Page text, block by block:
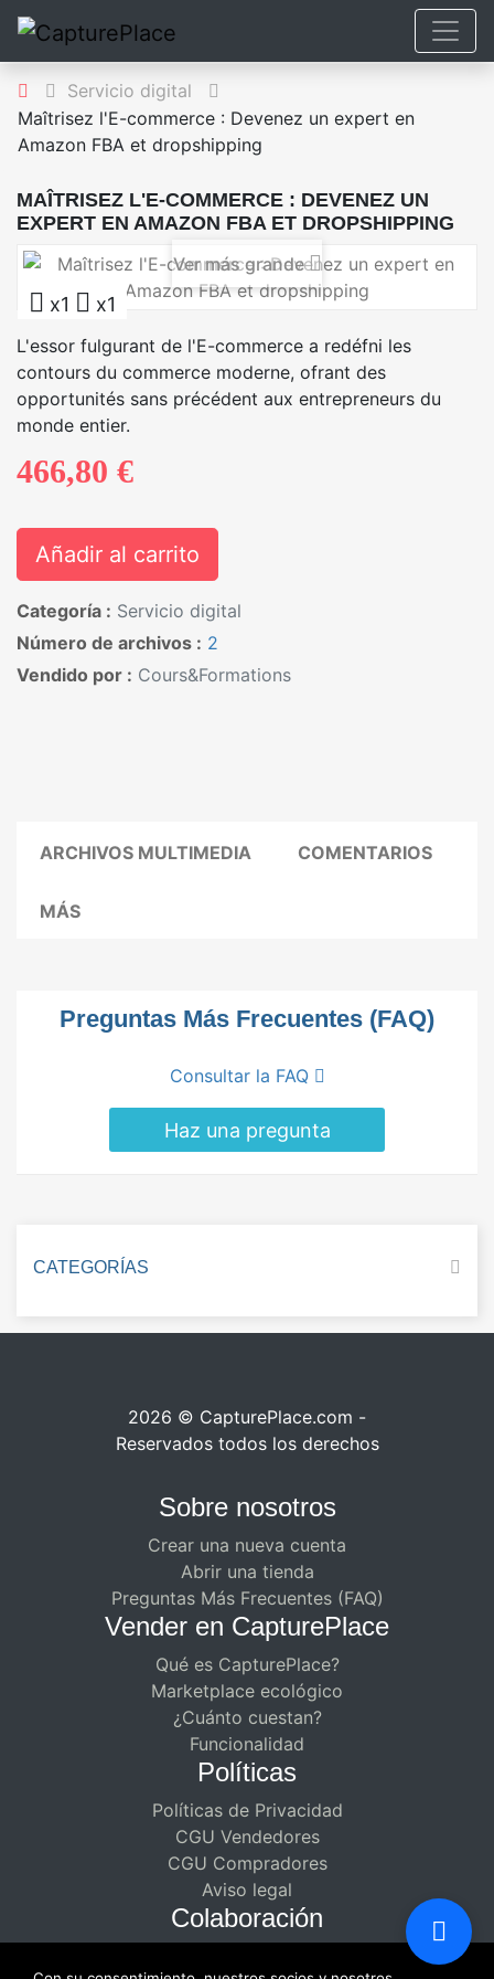
Servicio digital
Maîtrisez l'E-commerce : Devenez un expert en
Amazon FBA et dropshipping
MAÎTRISEZ L'E-COMMERCE : DEVENEZ UN
EXPERT EN AMAZON FBA ET DROPSHIPPING
x1 x1
Ver más grande
L'essor fulgurant de l'E-commerce a redéfni les
contours du commerce moderne, ofrant des
opportunités sans précédent aux entrepreneurs du
monde entier.
466,80 €
Añadir al carrito
Categoría : Servicio digital
Número de archivos : 2
Vendido por : Cours&Formations
ARCHIVOS MULTIMEDIA COMENTARIOS
MÁS
Preguntas Más Frecuentes (FAQ)
Consultar la FAQ
Haz una pregunta
CATEGORÍAS
2026 © CapturePlace.com -
Reservados todos los derechos
Sobre nosotros
Crear una nueva cuenta
Abrir una tienda
Preguntas Más Frecuentes (FAQ)
Vender en CapturePlace
Qué es CapturePlace?
Marketplace ecológico
¿Cuánto cuestan?
Funcionalidad
Políticas
Políticas de Privacidad
CGU Vendedores
CGU Compradores
Aviso legal
Colaboración